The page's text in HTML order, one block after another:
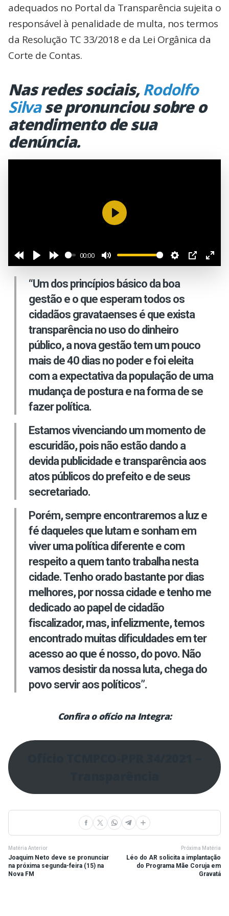
adequados no Portal da Transparência sujeita o
responsável à penalidade de multa, nos termos
da Resolução TC 33/2018 e da Lei Orgânica da
Corte de Contas.
Nas redes sociais,Rodolfo
Silvase pronunciou sobre o
atendimento de sua
denúncia.
00:00
Reproduzir
“Um dos princípios básico da boa
gestão e o que esperam todos os
cidadãos gravataenses é que exista
transparência no uso do dinheiro
público, a nova gestão tem um pouco
mais de 40 dias no poder e foi eleita
com a expectativa da população de uma
mudança de postura e na forma de se
fazer política.
Estamos vivenciando um momento de
escuridão, pois não estão dando a
devida publicidade e transparência aos
atos públicos do prefeito e de seus
secretariado.
Porém, sempre encontraremos a luz e
fé daqueles que lutam e sonham em
viver uma política diferente e com
respeito a quem tanto trabalha nesta
cidade. Tenho orado bastante por dias
melhores, por nossa cidade e tenho me
dedicado ao papel de cidadão
fiscalizador, mas, infelizmente, temos
encontrado muitas dificuldades em ter
acesso ao que é nosso, do povo. Não
vamos desistir da nossa luta, chega do
povo servir aos políticos”.
Confira o ofício na Integra:
Matéria Anterior
Joaquim Neto deve se pronunciar
na próxima segunda-feira (15) na
Nova FM
Próxima Matéria
Léo do AR solicita a implantação
do Programa Mãe Coruja em
Gravatá